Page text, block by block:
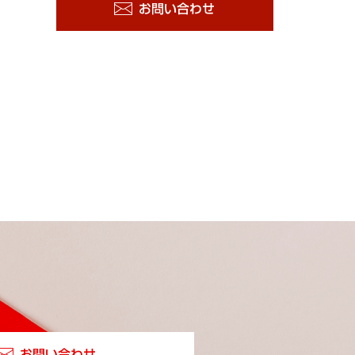
お問い合わせ